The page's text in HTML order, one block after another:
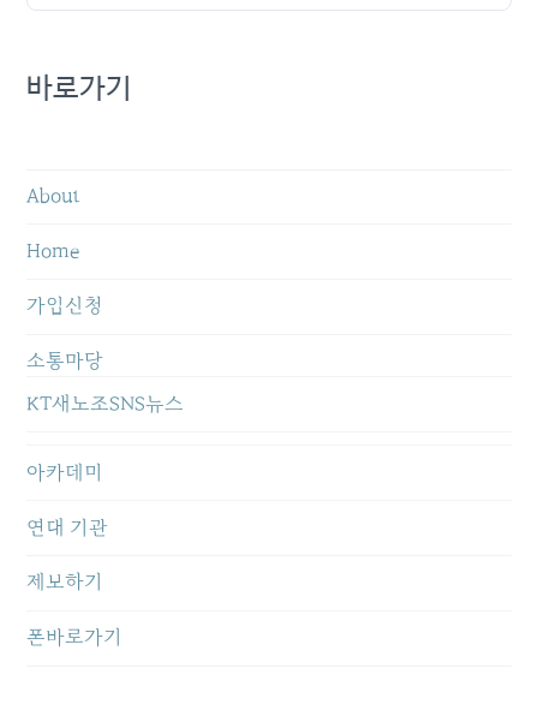
바로가기
About
Home
가입신청
소통마당
KT새노조SNS뉴스
아카데미
연대 기관
제보하기
폰바로가기